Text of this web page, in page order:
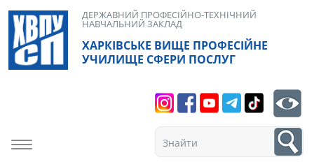
Skip
content
ХАРКІВСЬКЕ ВИЩЕ ПРОФЕСІЙНЕ
УЧИЛИЩЕ СФЕРИ ПОСЛУГ
ДЕРЖАВНИЙ ПРОФЕСІЙНО-ТЕХНІЧНИЙ
НАВЧАЛЬНИЙ ЗАКЛАД
Toggle navigation
1